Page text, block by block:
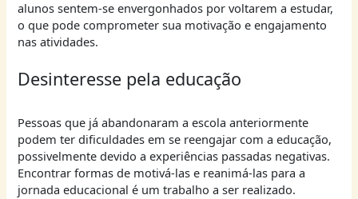
alunos sentem-se envergonhados por voltarem a estudar,
o que pode comprometer sua motivação e engajamento
nas atividades.
Desinteresse pela educação
Pessoas que já abandonaram a escola anteriormente
podem ter dificuldades em se reengajar com a educação,
possivelmente devido a experiências passadas negativas.
Encontrar formas de motivá-las e reanimá-las para a
jornada educacional é um trabalho a ser realizado.